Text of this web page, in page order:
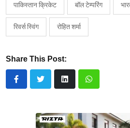
पाकिस्तान क्रिकेट बॉल टेम्परिंग
रिवर्स स्विंग रोहित शर्मा
Share This Post: